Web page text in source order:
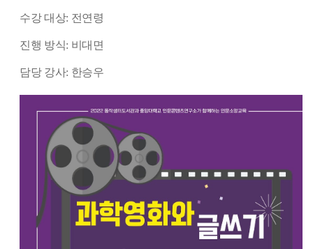
수강 대상: 전연령
진행 방식: 비대면
담당 강사: 한승우